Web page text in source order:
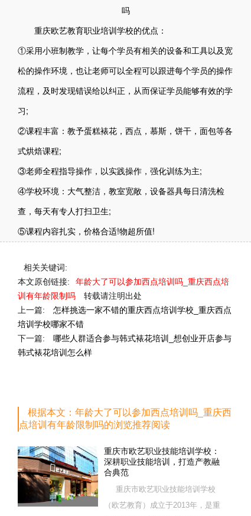
重庆欧艺教育职业培训学校的优点：
①采用小班制教学，让每个学员有相关的设备和工具以及宽
松的操作环境，也让老师可以全程可以跟进每个学员的操作
流程，及时发现错误给以纠正，从而保证学员能够有效的学
习;
②课程丰富：教予蛋糕裱花，西点，慕斯，饼干，面包等各
式烘焙课程;
③老师全程指导操作，以实践操作，强化训练为主;
④学校环境：大气整洁，教室宽敞，设备器具每日清洗检
查，每天有专人打扫卫生;
⑤课程内容扎实，价格合适!物超所值!
相关关键词:
本文原创链接:
年龄大了可以参加西点培训吗_重庆西点培
训有年龄限制吗
转载请注明出处
上一篇:
怎样挑选一家不错的重庆西点培训学校_重庆西点
培训学校哪家不错
下一篇:
哪些人群适合参与韩式裱花培训_想创业开店参与
韩式裱花培训怎么样
根据本文：年龄大了可以参加西点培训吗_重庆西
点培训有年龄限制吗的浏览推荐阅读
重庆市欧艺职业技能培训学校：
深耕职业技能培训，打造产教融
合典范
重庆市欧艺职业技能培训学校
（欧艺教育）成立于2013年，是重